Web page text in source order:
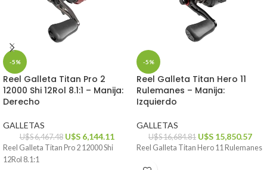
-5%
Reel Galleta Titan Pro 2
12000 Shi 12Rol 8.1:1 – Manija:
Derecho
GALLETAS
U$S6,467.48 U$S 6,144.11
Reel Galleta Titan Pro 2 12000 Shi
12Rol 8.1:1
-5%
Reel Galleta Titan Hero 11
Rulemanes – Manija:
Izquierdo
GALLETAS
U$S16,684.81 U$S 15,850.57
Reel Galleta Titan Hero 11 Rulemanes